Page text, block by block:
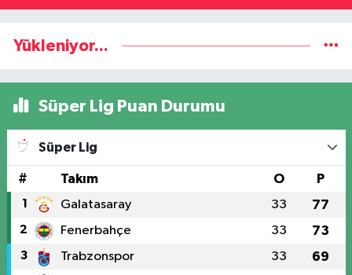
Yükleniyor...
Süper Lig Puan Durumu
Süper Lig
# Takım O P
1 Galatasaray 33 77
2 Fenerbahçe 33 73
3 Trabzonspor 33 69